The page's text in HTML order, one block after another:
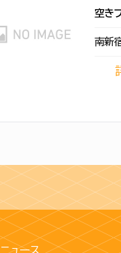
空き
南新
ニュース